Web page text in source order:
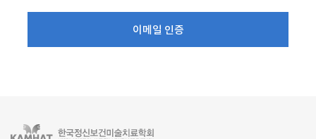
이메일 인증